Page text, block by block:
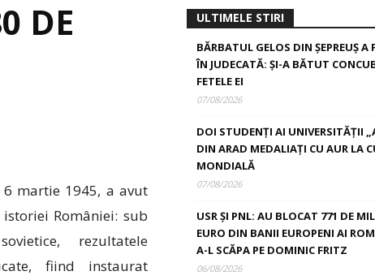
DE
martie 1945, a avut
României: sub
rezultatele
fiind instaurat
ULTIMELE STIRI
BĂRBATUL GELOS DIN ȘEPREUȘ A
ÎN JUDECATĂ: ȘI-A BĂTUT
FETELE EI
07/08/2026
DOI STUDENȚI AI UNIVERSITĂȚII
DIN ARAD MEDALIAȚI CU AUR LA
MONDIALĂ
07/08/2026
USR ȘI PNL: AU BLOCAT 771 DE
EURO DIN BANII EUROPENI AI
A-L SCĂPA PE DOMINIC FRITZ
06/08/2026